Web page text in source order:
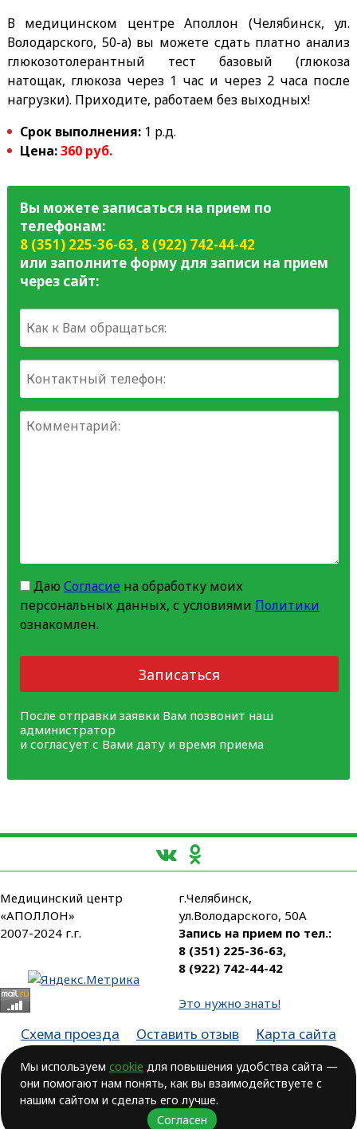
В медицинском центре Аполлон (Челябинск, ул.
Володарского, 50-а) вы можете сдать платно анализ
глюкозотолерантный тест базовый (глюкоза
натощак, глюкоза через 1 час и через 2 часа после
нагрузки). Приходите, работаем без выходных!
Срок выполнения:1 р.д.
Цена:360 руб.
Вы можете записаться на прием по
телефонам:
8 (351) 225-36-63, 8 (922) 742-44-42
или заполните форму для записи на прием
через сайт:
Даю Согласиена обработку моих
персональных данных, с условиями Политики
ознакомлен.
Записаться
После отправки заявки Вам позвонит наш
администратор
и согласует с Вами дату и время приема
Медицинский центр
«АПОЛЛОН»
2007-2024 г.г.
г.Челябинск,
ул.Володарского, 50А
Запись на прием по тел.:
8 (351) 225-36-63,
8 (922) 742-44-42
Это нужно знать!
Схема проезда Оставить отзыв
Карта сайта
Лицензия № ЛО-74-01-003806, от 14.10.2016, выдана Министерством
здравоохранения Челябинской области
ВОЗМОЖНЫ ПРОТИВОПОКАЗАНИЯ.
Мы используем cookie для повышения удобства сайта —
они помогают нам понять, как вы взаимодействуете с
нашим сайтом и сделать его лучше.
Согласен